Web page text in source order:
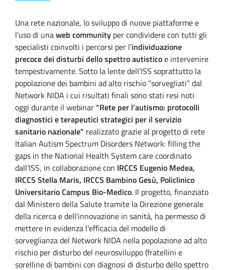
Una rete nazionale, lo sviluppo di nuove piattaforme e
l’uso di unaweb community per condividere con tutti gli
specialisti coinvolti i percorsi per l’individuazione
precoce dei disturbi dello spettro autisticoe intervenire
tempestivamente. Sotto la lente dell’ISS soprattutto la
popolazione dei bambini ad alto rischio “sorvegliati” dal
Network NIDA i cui risultati finali sono stati resi noti
oggi durante il webinar“Rete per l’autismo: protocolli
diagnostici e terapeutici strategici per il servizio
sanitario nazionale” realizzato grazie al progetto di rete
Italian Autism Spectrum Disorders Network: filling the
gaps in the National Health System care coordinato
dall’ISS, in collaborazione con IRCCS Eugenio Medea,
IRCCS Stella Maris, IRCCS Bambino Gesù, Policlinico
Universitario Campus Bio-Medico. Il progetto, finanziato
dal Ministero della Salute tramite la Direzione generale
della ricerca e dell'innovazione in sanità, ha permesso di
mettere in evidenza l’efficacia del modello di
sorveglianza del Network NIDA nella popolazione ad alto
rischio per disturbo del neurosviluppo (fratellini e
sorelline di bambini con diagnosi di disturbo dello spettro